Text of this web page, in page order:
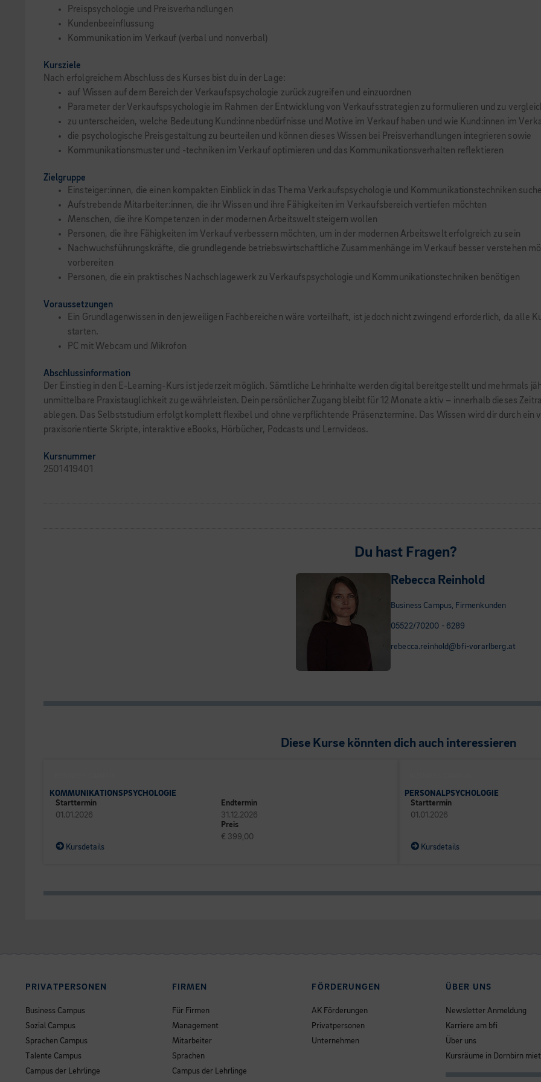
Preispsychologie und Preisverhandlungen
Kundenbeeinflussung
Kommunikation im Verkauf (verbal und nonverbal)
Kursziele
Nach erfolgreichem Abschluss des Kurses bist du in der Lage:
auf Wissen auf dem Bereich der Verkaufspsychologie zurückzugreifen und einzuordnen
Parameter der Verkaufspsychologie im Rahmen der Entwicklung von Verkaufsstrategien zu formulieren und zu
zu unterscheiden, welche Bedeutung Kund:innenbedürfnisse und Motive im Verkauf haben und wie Kund:innen im
die psychologische Preisgestaltung zu beurteilen und können dieses Wissen bei Preisverhandlungen integrieren sowie
Kommunikationsmuster und -techniken im Verkauf optimieren und das Kommunikationsverhalten reflektieren
Zielgruppe
Einsteiger:innen, die einen kompakten Einblick in das Thema Verkaufspsychologie und Kommunikationstechniken
Aufstrebende Mitarbeiter:innen, die ihr Wissen und ihre Fähigkeiten im Verkaufsbereich vertiefen möchten
Menschen, die ihre Kompetenzen in der modernen Arbeitswelt steigern wollen
Personen, die ihre Fähigkeiten im Verkauf verbessern möchten, um in der modernen Arbeitswelt erfolgreich zu sein
Nachwuchsführungskräfte, die grundlegende betriebswirtschaftliche Zusammenhänge im Verkauf besser verstehen
vorbereiten
Personen, die ein praktisches Nachschlagewerk zu Verkaufspsychologie und Kommunikationstechniken benötigen
Voraussetzungen
Ein Grundlagenwissen in den jeweiligen Fachbereichen wäre vorteilhaft, ist jedoch nicht zwingend erforderlich, da alle
starten.
PC mit Webcam und Mikrofon
Abschlussinformation
Der Einstieg in den E-Learning-Kurs ist jederzeit möglich. Sämtliche Lehrinhalte werden digital bereitgestellt und mehrmals
unmittelbare Praxistauglichkeit zu gewährleisten. Dein persönlicher Zugang bleibt für 12 Monate aktiv – innerhalb dieses
ablegen. Das Selbststudium erfolgt komplett flexibel und ohne verpflichtende Präsenztermine. Das Wissen wird dir durch
praxisorientierte Skripte, interaktive eBooks, Hörbücher, Podcasts und Lernvideos.
Kursnummer
2501419401
Du hast Fragen?
Rebecca Reinhold
Business Campus, Firmenkunden
05522/70200 - 6289
rebecca.reinhold@bfi-vorarlberg.at
Diese Kurse könnten dich auch interessieren
KOMMUNIKATIONSPSYCHOLOGIE
Starttermin
01.01.2026
Endtermin
31.12.2026
Preis
€ 399,00
Kursdetails
PERSONALPSYCHOLOGIE
Starttermin
01.01.2026
Kursdetails
PRIVATPERSONEN
Business Campus
Sozial Campus
Sprachen Campus
Talente Campus
Campus der Lehrlinge
FIRMEN
Für Firmen
Management
Mitarbeiter
Sprachen
Campus der Lehrlinge
FÖRDERUNGEN
AK Förderungen
Privatpersonen
Unternehmen
ÜBER UNS
Newsletter Anmeldung
Karriere am bfi
Über uns
Kursräume in Dornbirn